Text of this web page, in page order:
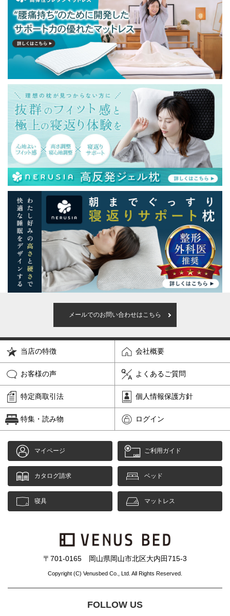
メールでのお問い合わせはこちら
当店の特徴 会社概要
お客様の声 よくあるご質問
特定商取引法 個人情報保護方針
特集・読み物 ログイン
マイページ ご利用ガイド
カタログ請求 ベッド
寝具 マットレス
〒701-0165 岡山県岡山市北区大内田715-3
Copyright (C) Venusbed Co., Ltd. All Rights Reserved.
FOLLOW US